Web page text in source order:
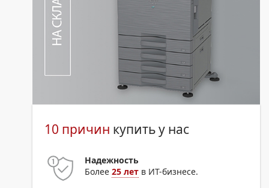
10 причин купить у нас
Надежность
Более25 лет в ИТ-бизнесе.